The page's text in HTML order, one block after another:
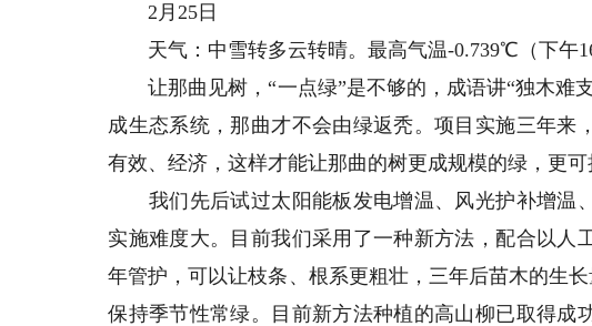
2月25日
天气：中雪转多云转晴。最高气温-0.739℃（下午
让那曲见树，“一点绿”是不够的，成语讲“独木难
成生态系统，那曲才不会由绿返秃。项目实施三年来
有效、经济，这样才能让那曲的树更成规模的绿，更可
我们先后试过太阳能板发电增温、风光护补增温、
实施难度大。目前我们采用了一种新方法，配合以人
年管护，可以让枝条、根系更粗壮，三年后苗木的生
保持季节性常绿。目前新方法种植的高山柳已取得成